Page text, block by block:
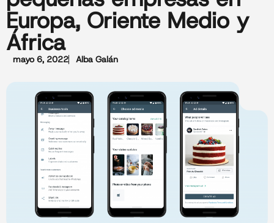
Europa, Oriente Medio y
África
mayo 6, 2022 Alba Galán